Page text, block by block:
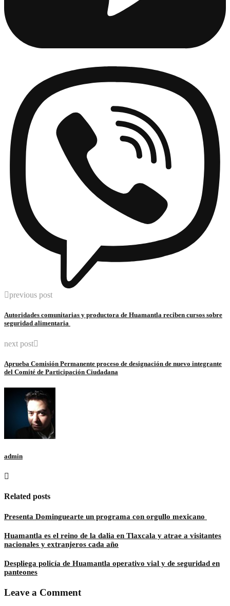
previous post
Autoridades comunitarias y productora de Huamantla reciben cursos sobre
seguridad alimentaria
next post
Aprueba Comisión Permanente proceso de designación de nuevo integrante
del Comité de Participación Ciudadana
admin
Related posts
Presenta Dominguearte un programa con orgullo mexicano
Huamantla es el reino de la dalia en Tlaxcala y atrae a visitantes
nacionales y extranjeros cada año
Despliega policía de Huamantla operativo vial y de seguridad en
panteones
Leave a Comment